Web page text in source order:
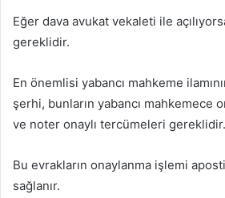
Eğer dava avukat vekaleti ile
gereklidir.
En önemlisi yabancı mahkeme
şerhi, bunların yabancı mahkemece
ve noter onaylı tercümeleri gereklidir.
Bu evrakların onaylanma işlemi
sağlanır.